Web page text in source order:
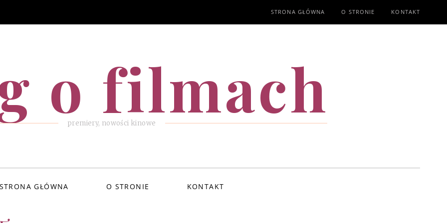
STRONA GŁÓWNA O STRONIE KONTAKT
o filmach
premiery, nowości kinowe
STRONA GŁÓWNA O STRONIE KONTAKT